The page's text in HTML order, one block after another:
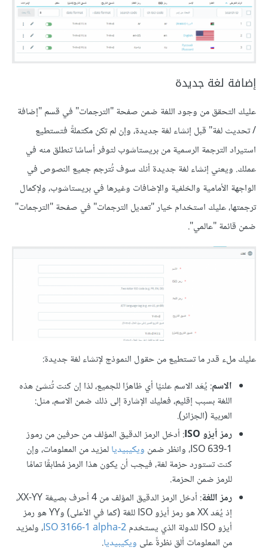
إضافة لغة جديدة
عليك التحقق من وجود اللغة ضمن صفحة "الترجمات" في قسم "إضافة
/ تحديث لغة" قبل إنشاء لغة جديدة، وإن لم تكن مكتملةً فتستطيع
استيراد الترجمة الرسمية من بريستاشوب لتوفر أساسًا تنطلق منه في
عملك. ويعني إنشاء لغة جديدة أنك سوف تُترجم جميع النصوص في
الواجهة الأمامية والخلفية والإضافات وغيرها في بريستاشوب، ولإكمال
ترجمتها، عليك استخدام خيار "تعديل الترجمات" في صفحة "الترجمات"
ضمن قائمة "عالمي".
عليك ملء قدر ما تستطيع من حقول النموذج لإنشاء لغة جديدة:
الاسم: يُعَد الاسم علنيًا أي ظاهرًا للجميع، لذا إن كنت تُنشئ هذه
اللغة بسبب إقليم، فعليك الإشارة إلى ذلك ضمن الاسم، مثل:
العربية (الجزائر).
رمز أيزو ISO
: أدخل الرمز الدقيق المؤلف من حرفين من رموز
ISO 639-1، وانظر ضمن
ويكيبيديالمزيد من المعلومات، وإن
كنت تستورد حزمة لغة، فيجب أن يكون هذا الرمز مُطابقًا تمامًا
للرمز ضمن الحزمة.
رمز اللغة
: أدخل الرمز الدقيق المؤلف من 4 أحرف بصيغة XX-YY،
إذ يُعَد XX هو رمز أيزو ISO للغة (كما في الأعلى) وYY هو رمز
أيزو ISO للدولة الذي يستخدم
ISO 3166-1 alpha-2، ولمزيد
من المعلومات ألق نظرةً على ويكيبيديا.